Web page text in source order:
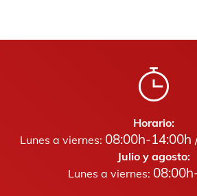
Horario:
Lunes a viernes: 08:00h-14:00h
Julio y agosto:
Lunes a viernes: